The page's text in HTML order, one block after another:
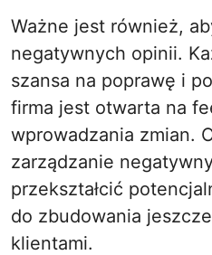
Ważne jest również,
negatywnych opinii.
szansa na poprawę i
firma jest otwarta na
wprowadzania zmian.
zarządzanie
przekształcić
do zbudowania
klientami.